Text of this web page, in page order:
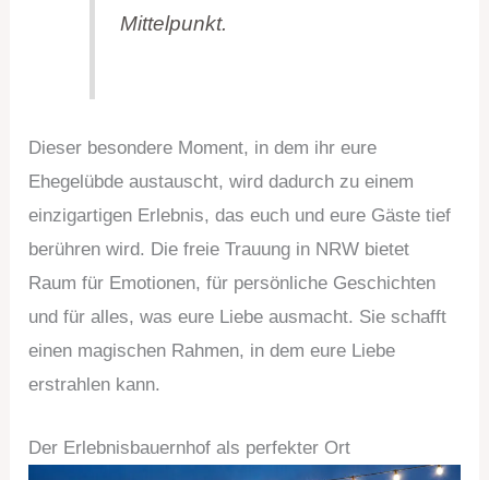
Mittelpunkt.
Dieser besondere Moment, in dem ihr eure
Ehegelübde austauscht, wird dadurch zu einem
einzigartigen Erlebnis, das euch und eure Gäste tief
berühren wird. Die freie Trauung in NRW bietet
Raum für Emotionen, für persönliche Geschichten
und für alles, was eure Liebe ausmacht. Sie schafft
einen magischen Rahmen, in dem eure Liebe
erstrahlen kann.
Der Erlebnisbauernhof als perfekter Ort